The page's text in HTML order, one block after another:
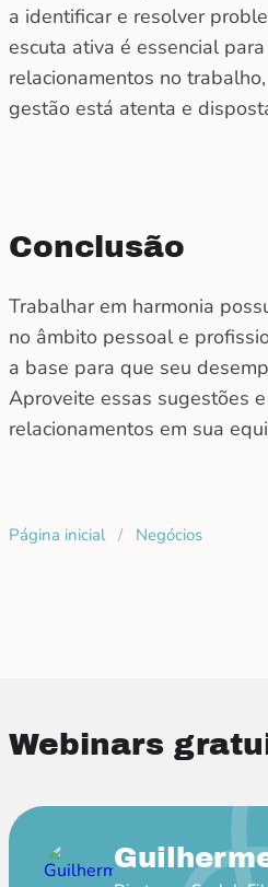
a identificar e resolver
escuta ativa é essencial
relacionamentos no
gestão está atenta e
Conclusão
Trabalhar em harmonia
no âmbito pessoal e
a base para que seu
Aproveite essas sugestões
relacionamentos em sua
Página inicial / Negócios
Webinars